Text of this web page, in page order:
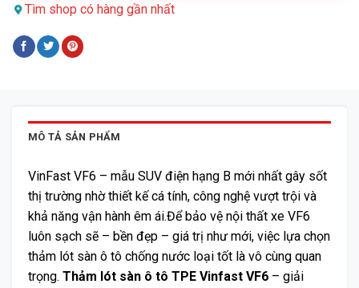
Tìm shop có hàng gần nhất
MÔ TẢ SẢN PHẨM
VinFast VF6 – mẫu SUV điện hạng B mới nhất gây sốt
thị trường nhờ thiết kế cá tính, công nghệ vượt trội và
khả năng vận hành êm ái.Để bảo vệ nội thất xe VF6
luôn sạch sẽ – bền đẹp – giá trị như mới, việc lựa chọn
thảm lót sàn ô tô chống nước loại tốt là vô cùng quan
trọng. Thảm lót sàn ô tô TPE Vinfast VF6 – giải